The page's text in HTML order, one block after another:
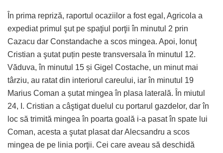
În prima repriză, raportul ocaziilor a fost egal, Agricola a
expediat primul şut pe spaţiul porţii în minutul 2 prin
Cazacu dar Constandache a scos mingea. Apoi, Ionuţ
Cristian a şutat puțin peste transversala în minutul 12.
Văduva, în minutul 15 și Gigel Costache, un minut mai
târziu, au ratat din interiorul careului, iar în minutul 19
Marius Coman a șutat mingea în plasa laterală. În miutul
24, I. Cristian a câştigat duelul cu portarul gazdelor, dar în
loc să trimită mingea în poarta goală i-a pasat în spate lui
Coman, acesta a şutat plasat dar Alecsandru a scos
mingea de pe linia porţii. Cei care aveau să deschidă